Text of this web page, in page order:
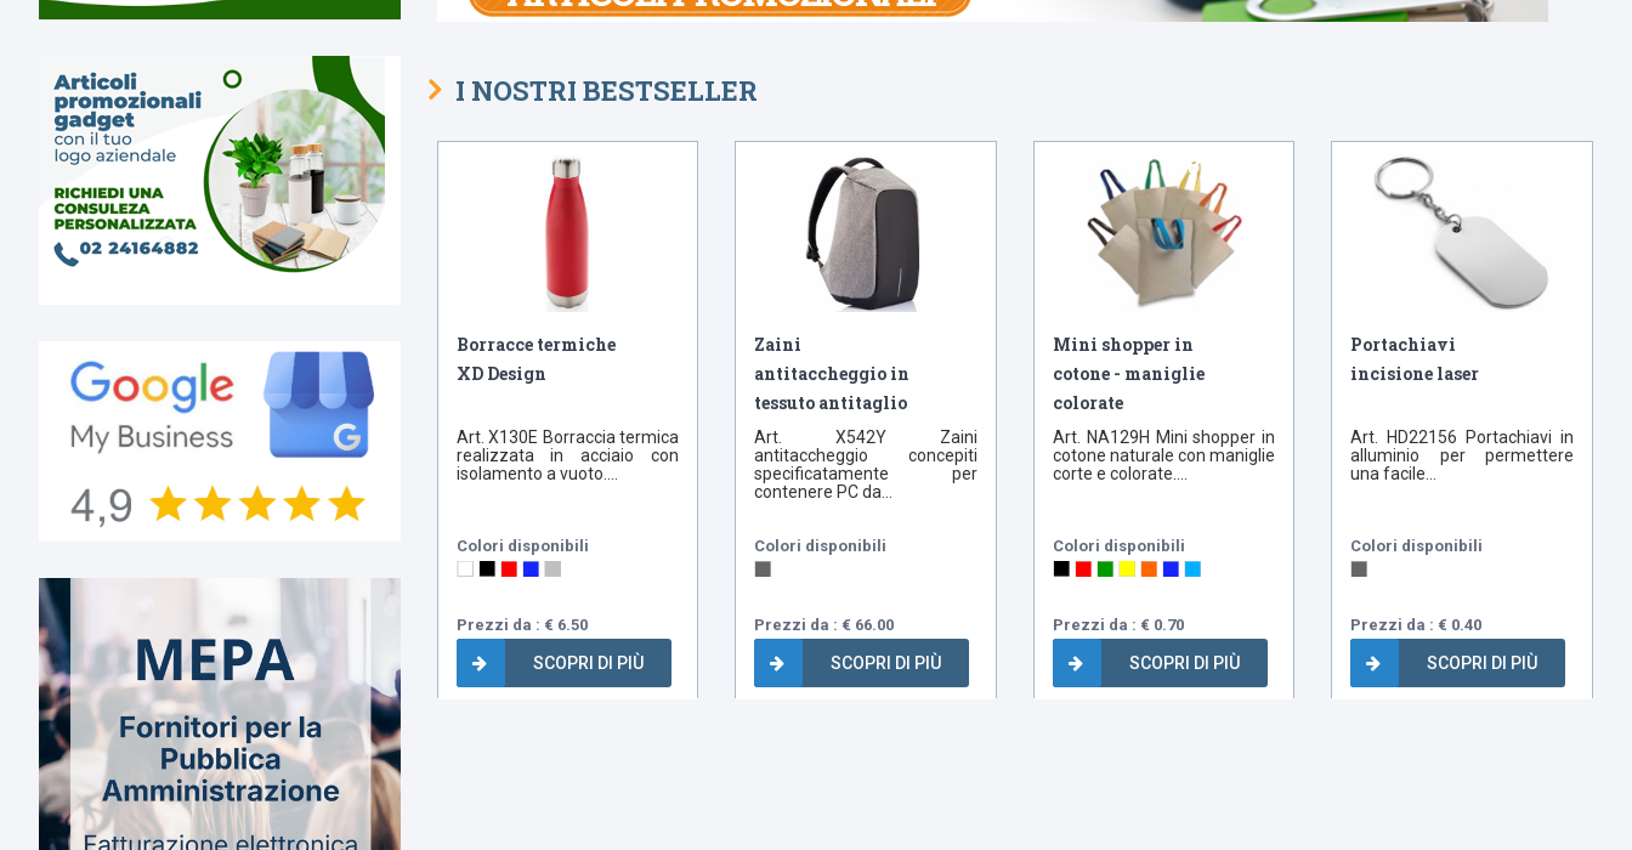
I NOSTRI BESTSELLER
Borracce termiche
XD Design
Art. X130E Borraccia termica
realizzata in acciaio con
isolamento a vuoto....
Colori disponibili
Prezzi da : € 6.50
SCOPRI DI PIÙ
Bestseller
Zaini
antitaccheggio in
tessuto antitaglio
Art. X542Y Zaini
antitaccheggio concepiti
specificatamente per
contenere PC da...
Colori disponibili
Prezzi da : € 66.00
SCOPRI DI PIÙ
Bestseller
Mini shopper in
cotone - maniglie
colorate
Art. NA129H Mini shopper in
cotone naturale con maniglie
corte e colorate....
Colori disponibili
Prezzi da : € 0.70
SCOPRI DI PIÙ
Portachiavi
incisione laser
Art. HD22156 Portachiavi in
alluminio per permettere
una facile...
Colori disponibili
Prezzi da : € 0.40
SCOPRI DI PIÙ